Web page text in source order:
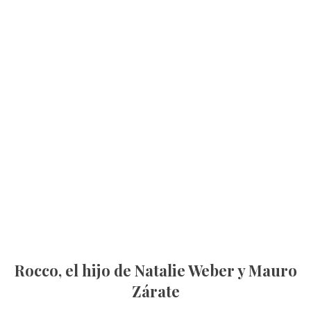
Rocco, el hijo de Natalie Weber y Mauro
Zárate